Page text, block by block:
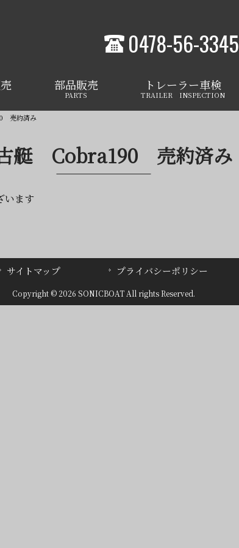
0478-56-3345
部品販売
PARTS
トレーラー車検
TRAILER INSPECTION
売約済み
艇 Cobra190 売約済み
います
サイトマップ プライバシーポリシー
Copyright © 2026 SONICBOAT All rights Reserved.